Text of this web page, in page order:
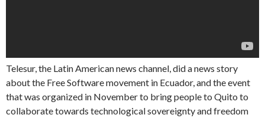
Telesur, the Latin American news channel, did a news story
about the Free Software movement in Ecuador, and the event
that was organized in November to bring people to Quito to
collaborate towards technological sovereignty and freedom